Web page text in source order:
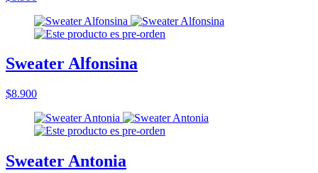
Sweater Alfonsina
$8.900
Sweater Antonia